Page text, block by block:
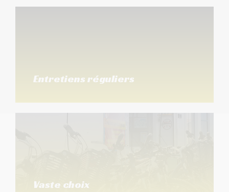
Entretiens réguliers
Vaste choix